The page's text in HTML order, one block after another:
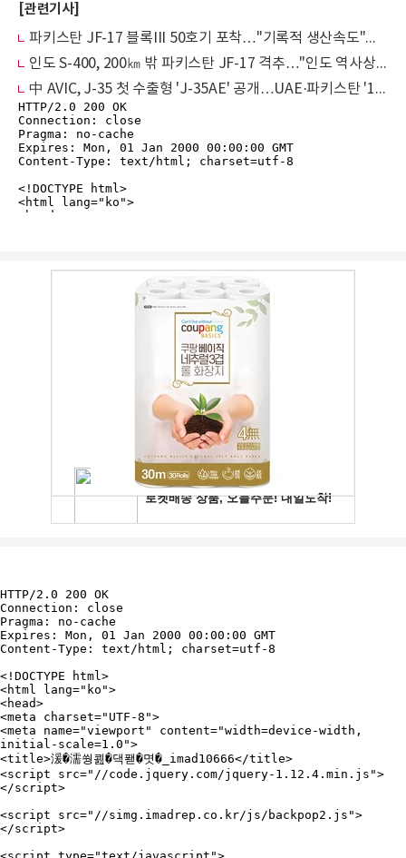
[관련기사]
파키스탄 JF-17 블록III 50호기 포착…"기록적 생산속도"에 남아시아 긴장
인도 S-400, 200㎞ 밖 파키스탄 JF-17 격추…"인도 역사상 최장거리 지대공 격추"
中 AVIC, J-35 첫 수출형 'J-35AE' 공개…UAE·파키스탄 '1호 고객' 쟁탈전